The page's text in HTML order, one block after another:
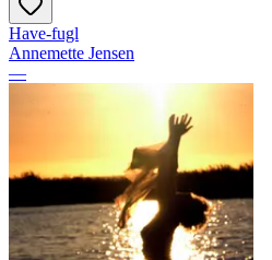
Have-fugl
Annemette Jensen
—